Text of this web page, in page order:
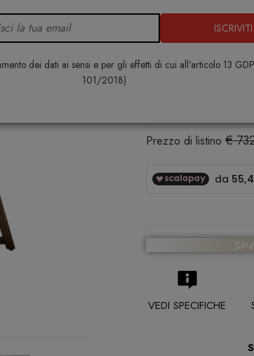
ISCRIVITI
dei dati ai sensi e per gli effetti di cui all'articolo 13
101/2018)
Gray 24
GERVASONI
Prezzo di listino €
VEDI SPECIFICHE